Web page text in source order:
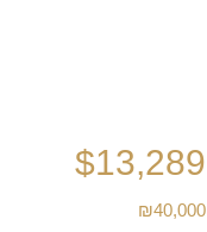
$13,289
₪40,000